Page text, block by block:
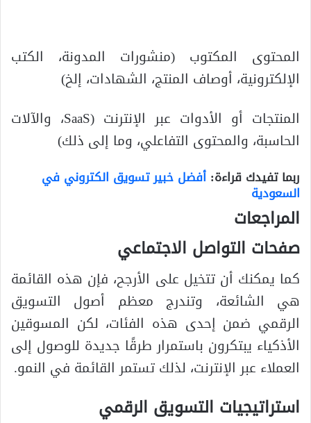
المحتوى المكتوب (منشورات المدونة، الكتب
الإلكترونية، أوصاف المنتج، الشهادات، إلخ)
المنتجات أو الأدوات عبر الإنترنت (SaaS، والآلات
الحاسبة، والمحتوى التفاعلي، وما إلى ذلك)
ربما تفيدك قراءة: أفضل خبير تسويق الكتروني في
السعودية
المراجعات
صفحات التواصل الاجتماعي
كما يمكنك أن تتخيل على الأرجح، فإن هذه القائمة
هي الشائعة، وتندرج معظم أصول التسويق
الرقمي ضمن إحدى هذه الفئات، لكن المسوقين
الأذكياء يبتكرون باستمرار طرقًا جديدة للوصول إلى
العملاء عبر الإنترنت، لذلك تستمر القائمة في النمو.
استراتيجيات التسويق الرقمي